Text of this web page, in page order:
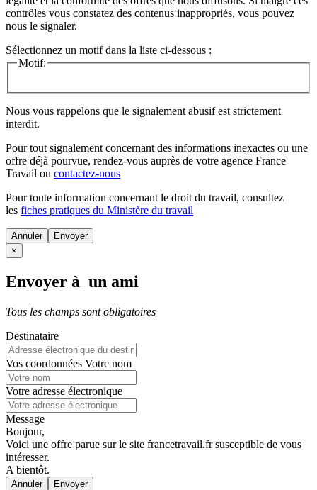
contrôles vous constatez des contenus inappropriés, vous pouvez
nous le signaler.
Sélectionnez un motif dans la liste ci-dessous :
Motif:
Nous vous rappelons que le signalement abusif est strictement
interdit.
Pour tout signalement concernant des informations inexactes ou une
offre déjà pourvue, rendez-vous auprès de votre agence France
Travail ou contactez-nous
Pour toute information concernant le droit du travail, consultez
les fiches pratiques du Ministère du travail
Annuler
×
Envoyer à un ami
Tous les champs sont obligatoires
Destinataire
Vos coordonnées Votre nom
Votre adresse électronique
Message
Bonjour,
Voici une offre parue sur le site francetravail.fr susceptible de vous
intéresser.
A bientôt.
Annuler